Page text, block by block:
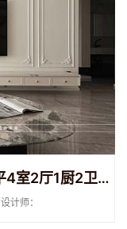
杭州明乐府装修 轻法式风格 138平4室2厅1厨2卫装修
设计师：